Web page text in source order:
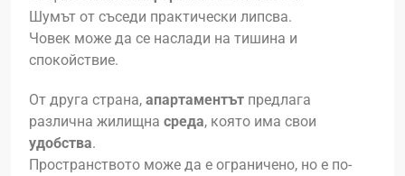
Шумът от съседи практически липсва.
Човек може да се наслади на тишина и
спокойствие.
От друга страна, апартаментът предлага
различна жилищна среда, която има свои
удобства.
Пространството може да е ограничено, но е по-